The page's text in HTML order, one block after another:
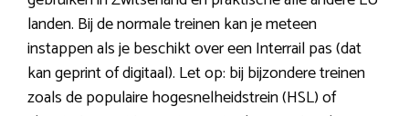
landen. Bij de normale treinen kan je meteen
instappen als je beschikt over een Interrail pas (dat
kan geprint of digitaal). Let op: bij bijzondere treinen
zoals de populaire hogesnelheidstrein (HSL) of